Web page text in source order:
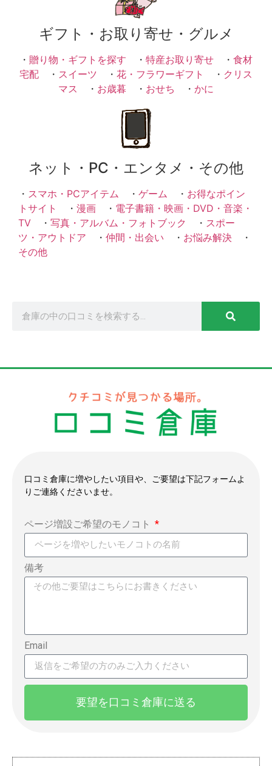
ギフト・お取り寄せ・グルメ
・ 贈り物・ギフトを探す ・ 特産お取り寄せ ・ 食材
宅配 ・ スイーツ ・ 花・フラワーギフト ・ クリス
マス ・ お歳暮 ・ おせち ・ かに
ネット・PC・エンタメ・その他
・ スマホ・PCアイテム ・ ゲーム ・ お得なポイン
トサイト
・ 漫画 ・ 電子書籍・映画・DVD・音楽・
TV ・ 写真・アルバム・フォトブック ・ スポー
ツ・アウトドア ・ 仲間・出会い ・ お悩み解決 ・
その他
口コミ倉庫に増やしたい項目や、ご要望は下記フォームよ
りご連絡くださいませ。
ページ増設ご希望のモノコト
備考
Email
要望を口コミ倉庫に送る